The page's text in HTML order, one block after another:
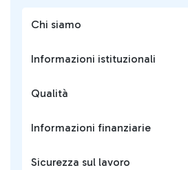
Chi siamo
Informazioni istituzionali
Qualità
Informazioni finanziarie
Sicurezza sul lavoro